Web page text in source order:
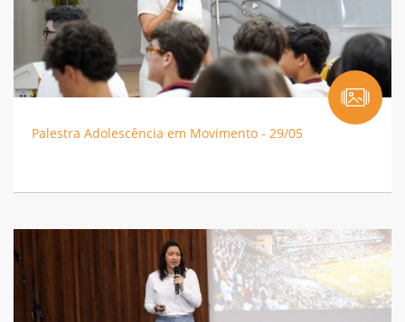
Palestra Adolescência em Movimento - 29/05